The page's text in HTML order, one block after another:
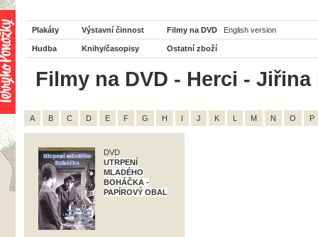
Plakáty Výstavní činnost Filmy na DVD English version
Hudba Knihy/časopisy Ostatní zboží
Filmy na DVD - Herci -
A B C D E F G H I J K L M N O P
DVD
UTRPENÍ
MLADÉHO
BOHÁČKA -
PAPÍROVÝ OBAL